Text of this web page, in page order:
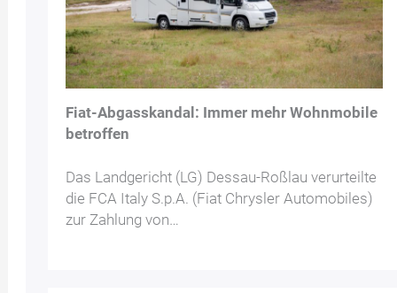
Fiat-Abgasskandal: Immer mehr Wohnmobile
betroffen
Das Landgericht (LG) Dessau-Roßlau verurteilte
die FCA Italy S.p.A. (Fiat Chrysler Automobiles)
zur Zahlung von…